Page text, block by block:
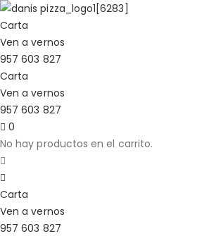
Carta
Ven a vernos
957 603 827
Carta
Ven a vernos
957 603 827
0
No hay productos en el carrito.
Carta
Ven a vernos
957 603 827